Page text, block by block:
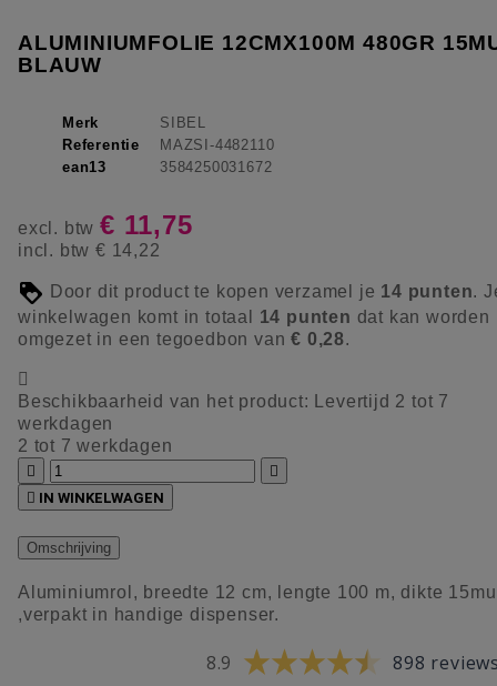
ALUMINIUMFOLIE 12CMX100M 480GR
BLAUW
Merk
SIBEL
Referentie
MAZSI-4482110
ean13
3584250031672
excl. btw € 11,75
incl. btw € 14,22
Door dit product te kopen verzamel je 14 punten.
winkelwagen komt in totaal 14 punten dat kan worden
omgezet in een tegoedbon van€ 0,28.

Beschikbaarheid van het product:
Levertijd 2 tot 7
werkdagen
2 tot 7 werkdagen


 IN WINKELWAGEN
Omschrijving
Aluminiumrol, breedte 12 cm, lengte 100 m, dikte 15mu
,verpakt in handige dispenser.
8.9 898